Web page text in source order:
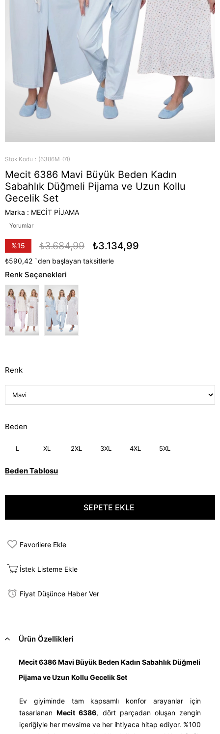
Stok Kodu (6386M-01)
Mecit 6386 Mavi Büyük Beden Kadın
Sabahlık Düğmeli Pijama ve Uzun Kollu
Gecelik Set
Marka : MECİT PİJAMA
Yorumlar
%15
İndirim
₺3.684,99 ₺3.134,99
₺590,42 `den başlayan taksitlerle
Renk Seçenekleri
Renk
Beden
L XL 2XL 3XL 4XL 5XL
Beden Tablosu
Favorilere Ekle
İstek Listeme Ekle
Fiyat Düşünce Haber Ver
Ürün Özellikleri
Mecit 6386 Mavi Büyük Beden Kadın Sabahlık Düğmeli
Pijama ve Uzun Kollu Gecelik Set
Ev giyiminde tam kapsamlı konfor arayanlar için
tasarlananMecit 6386, dört parçadan oluşan zengin
içeriğiyle her mevsime ve her ihtiyaca hitap ediyor. %100